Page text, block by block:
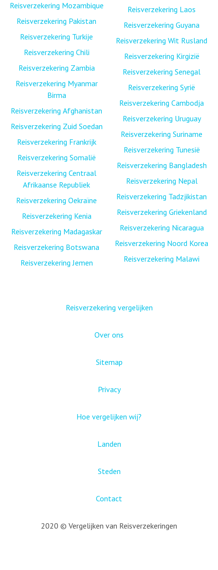
Reisverzekering Mozambique
Reisverzekering Pakistan
Reisverzekering Turkije
Reisverzekering Chili
Reisverzekering Zambia
Reisverzekering Myanmar
Birma
Reisverzekering Afghanistan
Reisverzekering Zuid Soedan
Reisverzekering Frankrijk
Reisverzekering Somalië
Reisverzekering Centraal
Afrikaanse Republiek
Reisverzekering Oekraïne
Reisverzekering Kenia
Reisverzekering Madagaskar
Reisverzekering Botswana
Reisverzekering Jemen
Reisverzekering Laos
Reisverzekering Guyana
Reisverzekering Wit Rusland
Reisverzekering Kirgizië
Reisverzekering Senegal
Reisverzekering Syrië
Reisverzekering Cambodja
Reisverzekering Uruguay
Reisverzekering Suriname
Reisverzekering Tunesië
Reisverzekering Bangladesh
Reisverzekering Nepal
Reisverzekering Tadzjikistan
Reisverzekering Griekenland
Reisverzekering Nicaragua
Reisverzekering Noord Korea
Reisverzekering Malawi
Reisverzekering vergelijken
Over ons
Sitemap
Privacy
Hoe vergelijken wij?
Landen
Steden
Contact
2020 © Vergelijken van Reisverzekeringen